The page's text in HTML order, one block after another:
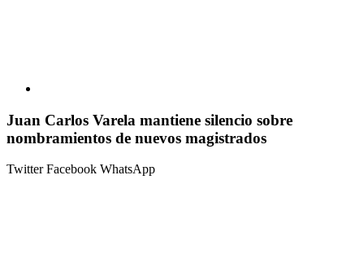
Juan Carlos Varela mantiene silencio sobre
nombramientos de nuevos magistrados
TwitterFacebook WhatsApp